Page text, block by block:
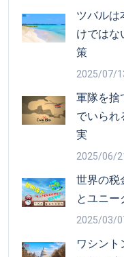
ツバルは
けではな
策
2025/07/
軍隊を捨
でいられ
実
2025/06/
世界の税
とユニー
2025/03/
ワシント